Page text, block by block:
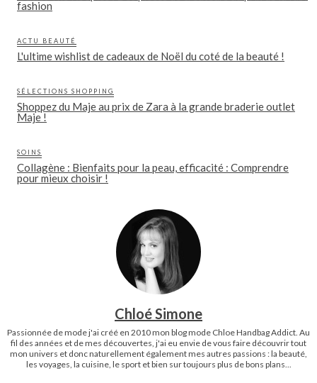
fashion
ACTU BEAUTÉ
L'ultime wishlist de cadeaux de Noël du coté de la beauté !
SÉLECTIONS SHOPPING
Shoppez du Maje au prix de Zara à la grande braderie outlet
Maje !
SOINS
Collagène : Bienfaits pour la peau, efficacité : Comprendre
pour mieux choisir !
Chloé Simone
Passionnée de mode j'ai créé en 2010 mon blog mode Chloe Handbag Addict. Au
fil des années et de mes découvertes, j'ai eu envie de vous faire découvrir tout
mon univers et donc naturellement également mes autres passions : la beauté,
les voyages, la cuisine, le sport et bien sur toujours plus de bons plans...